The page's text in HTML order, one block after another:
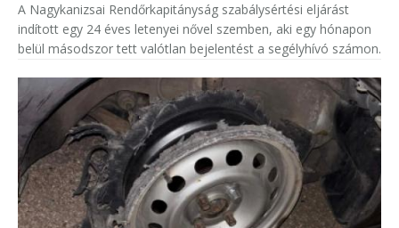
A Nagykanizsai Rendőrkapitányság szabálysértési eljárást
indított egy 24 éves letenyei nővel szemben, aki egy hónapon
belül másodszor tett valótlan bejelentést a segélyhívó számon.